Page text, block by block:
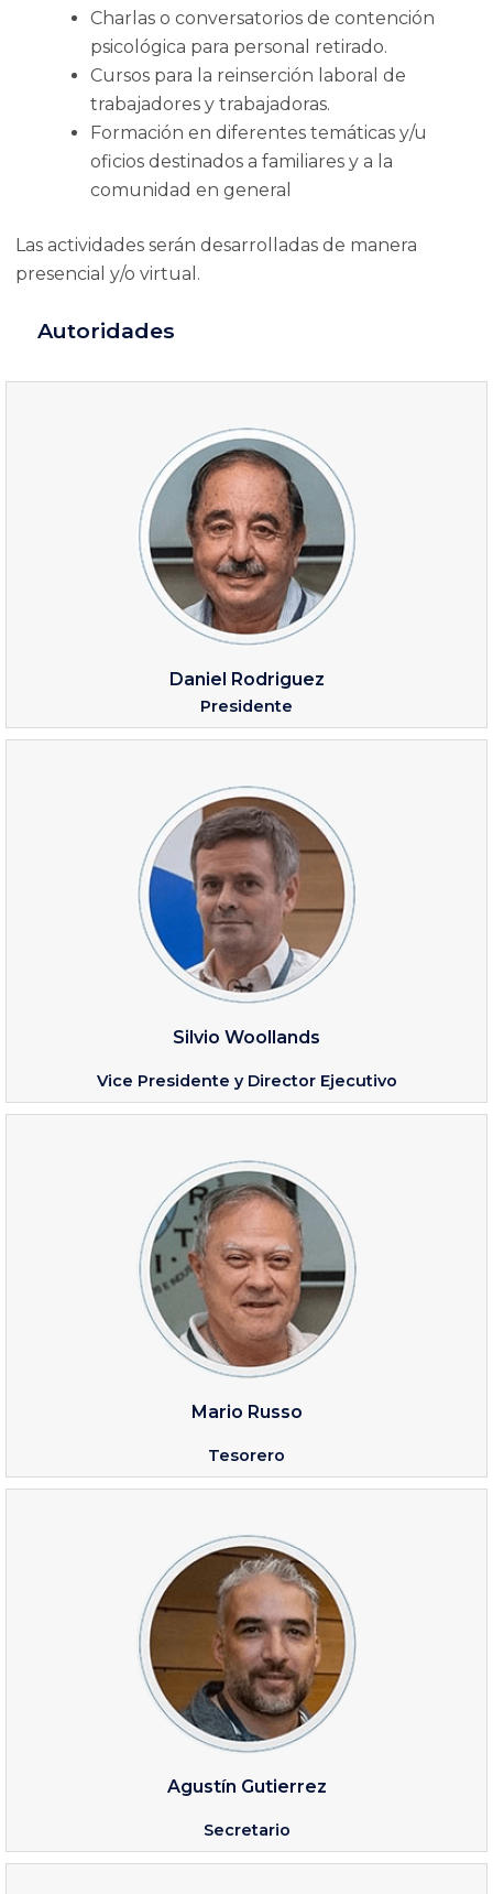
Charlas o conversatorios de contención
psicológica para personal retirado.
Cursos para la reinserción laboral de
trabajadores y trabajadoras.
Formación en diferentes temáticas y/u
oficios destinados a familiares y a la
comunidad en general
Las actividades serán desarrolladas de manera
presencial y/o virtual.
Autoridades
Daniel Rodriguez
Presidente
Silvio Woollands
Vice Presidente y Director Ejecutivo
Mario Russo
Tesorero
Agustín Gutierrez
Secretario